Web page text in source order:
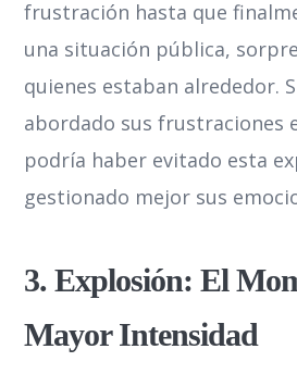
frustración hasta que
una situación pública,
quienes estaban alrededor.
abordado sus frustraciones
podría haber evitado esta
gestionado mejor sus
3. Explosión: El
Mayor Intensidad